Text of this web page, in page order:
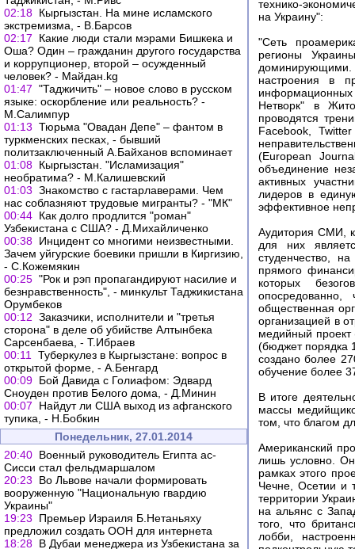
02:18 Кыргызстан. На мине исламского
экстремизма, - В.Барсов
02:17
Какие люди стали мэрами Бишкека и
Оша? Один – гражданин другого государства
и коррупционер, второй – осужденный
человек? - Майдан.kg
01:47 "Таджичить" – новое слово в русском
языке: оскорбление или реальность? -
М.Салимпур
01:13 Тюрьма "Овадан Депе" – фантом в
туркменских песках, - бывший
политзаключенный А.Байханов вспоминает
01:08 Кыргызстан. "Исламизация"
необратима? - М.Калишевский
01:03 Знакомство с гастарлаверами. Чем
нас соблазняют трудовые мигранты? - "МК"
00:44 Как долго продлится "роман"
Узбекистана с США? - Д.Михайличенко
00:38 Инцидент со многими неизвестными.
Зачем уйгурские боевики пришли в Киргизию,
- С.Кожемякин
00:25 "Рок и рэп пропагандируют насилие и
безнравственность", - минкульт Таджикистана
Орумбеков
00:12 Заказчики, исполнители и "третья
сторона" в деле об убийстве Алтынбека
Сарсенбаева, - Т.Ибраев
00:11
Туберкулез в Кыргызстане: вопрос в
открытой форме, - А.Бенгард
00:09 Бой Давида с Голиафом: Эдвард
Сноуден против Белого дома, - Д.Минин
00:07
Найдут ли США выход из афганского
тупика, - Н.Бобкин
Понедельник, 27.01.2014
20:40 Военный руководитель Египта ас-
Сисси стал фельдмаршалом
20:23
Во Львове начали формировать
вооруженную "Национальную гвардию
Украины"
19:23
Премьер Израиля Б.Нетаньяху
предложил создать ООН для интернета
18:28 В Дубаи менеджера из Узбекистана за
технико-
на Украину":
"Сеть
регионы
настроения в
Нетворк" в
проводятся
Facebook,
(European
объединение
активных
лидеров в
эффективное
Аудитория СМИ,
для них
студенчество,
прямого
которых
общественная
организацией в
медийный проект
(бюджет порядка
создано более
обучение более
В итоге
массы
том, что благом
Американский
лишь условно.
рамках этого
Чечне, Осетии и
территории
на альянс с
того, что
лобби,